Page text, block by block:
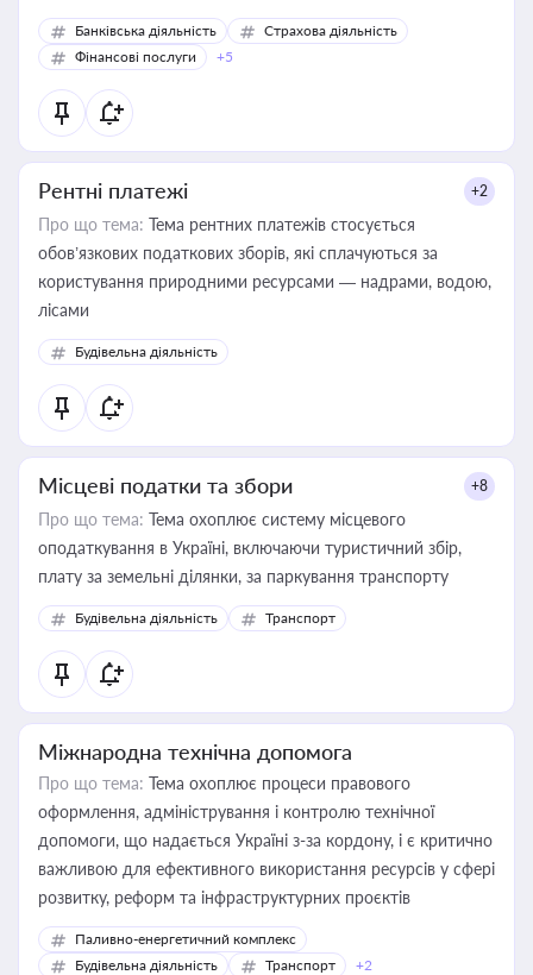
Банківська діяльність
Страхова діяльність
Фінансові послуги
+5
Рентні платежі +2
Про що тема: Тема рентних платежів стосується
обов’язкових податкових зборів, які сплачуються за
користування природними ресурсами — надрами, водою,
лісами
Будівельна діяльність
Місцеві податки та збори +8
Про що тема: Тема охоплює систему місцевого
оподаткування в Україні, включаючи туристичний збір,
плату за земельні ділянки, за паркування транспорту
Будівельна діяльність Транспорт
Міжнародна технічна допомога
Про що тема: Тема охоплює процеси правового
оформлення, адміністрування і контролю технічної
допомоги, що надається Україні з-за кордону, і є критично
важливою для ефективного використання ресурсів у сфері
розвитку, реформ та інфраструктурних проєктів
Паливно-енергетичний комплекс
Будівельна діяльність
Транспорт +2